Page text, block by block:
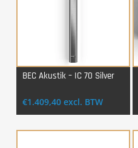
BEC Akustik – IC 70 Silver
€1.409,40 excl. BTW